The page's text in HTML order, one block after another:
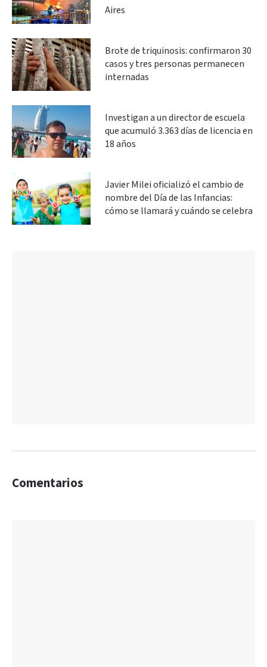
Aires
Brote de triquinosis: confirmaron 30
casos y tres personas permanecen
internadas
Investigan a un director de escuela
que acumuló 3.363 días de licencia en
18 años
Javier Milei oficializó el cambio de
nombre del Día de las Infancias:
cómo se llamará y cuándo se celebra
Comentarios